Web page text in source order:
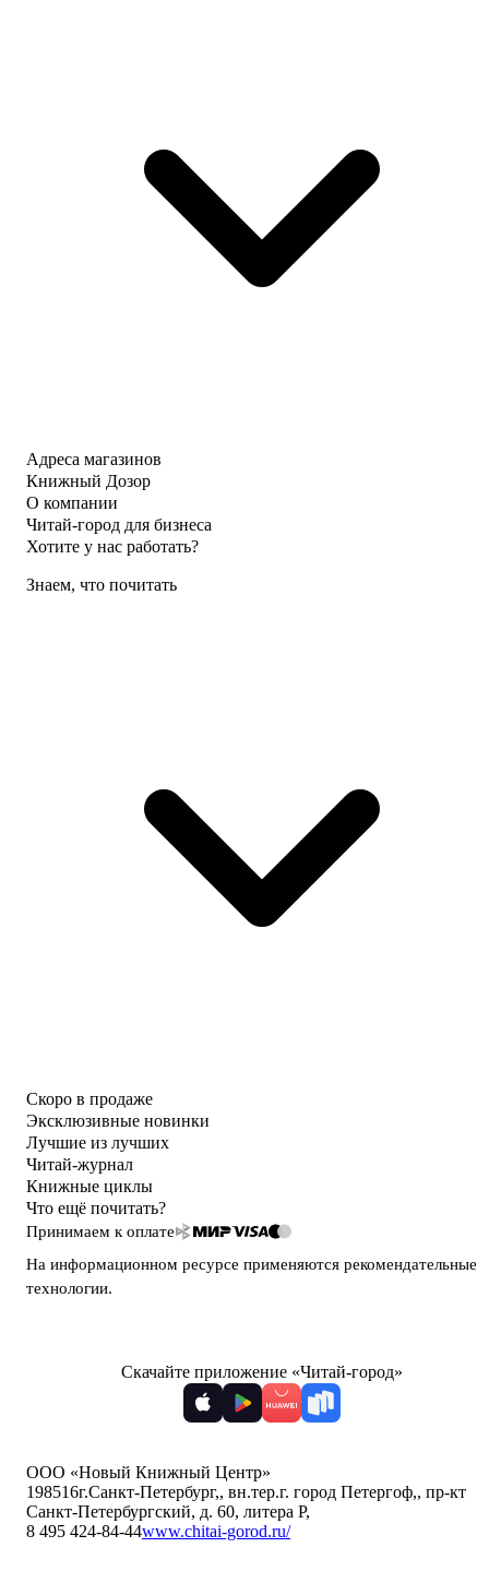
Адреса магазинов
Книжный Дозор
О компании
Читай-город для бизнеса
Хотите у нас работать?
Знаем, что почитать
Скоро в продаже
Эксклюзивные новинки
Лучшие из лучших
Читай-журнал
Книжные циклы
Что ещё почитать?
Принимаем к оплате
На информационном ресурсе применяются рекомендательные
технологии.
Скачайте приложение «Читай-город»
ООО «Новый Книжный Центр»
198516г.Санкт-Петербург,, вн.тер.г. город Петергоф,, пр-кт
Санкт-Петербургский, д. 60, литера Р,
8 495 424-84-44www.chitai-gorod.ru/